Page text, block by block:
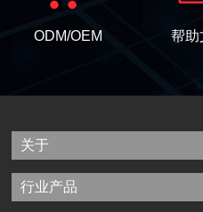
ODM/OEM 帮助
关于
行业产品